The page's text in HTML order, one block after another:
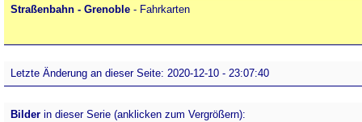
Straßenbahn - Grenoble - Fahrkarten
Letzte Änderung an dieser Seite: 2020-12-10 - 23:07:40
Bilder in dieser Serie (anklicken zum Vergrößern):